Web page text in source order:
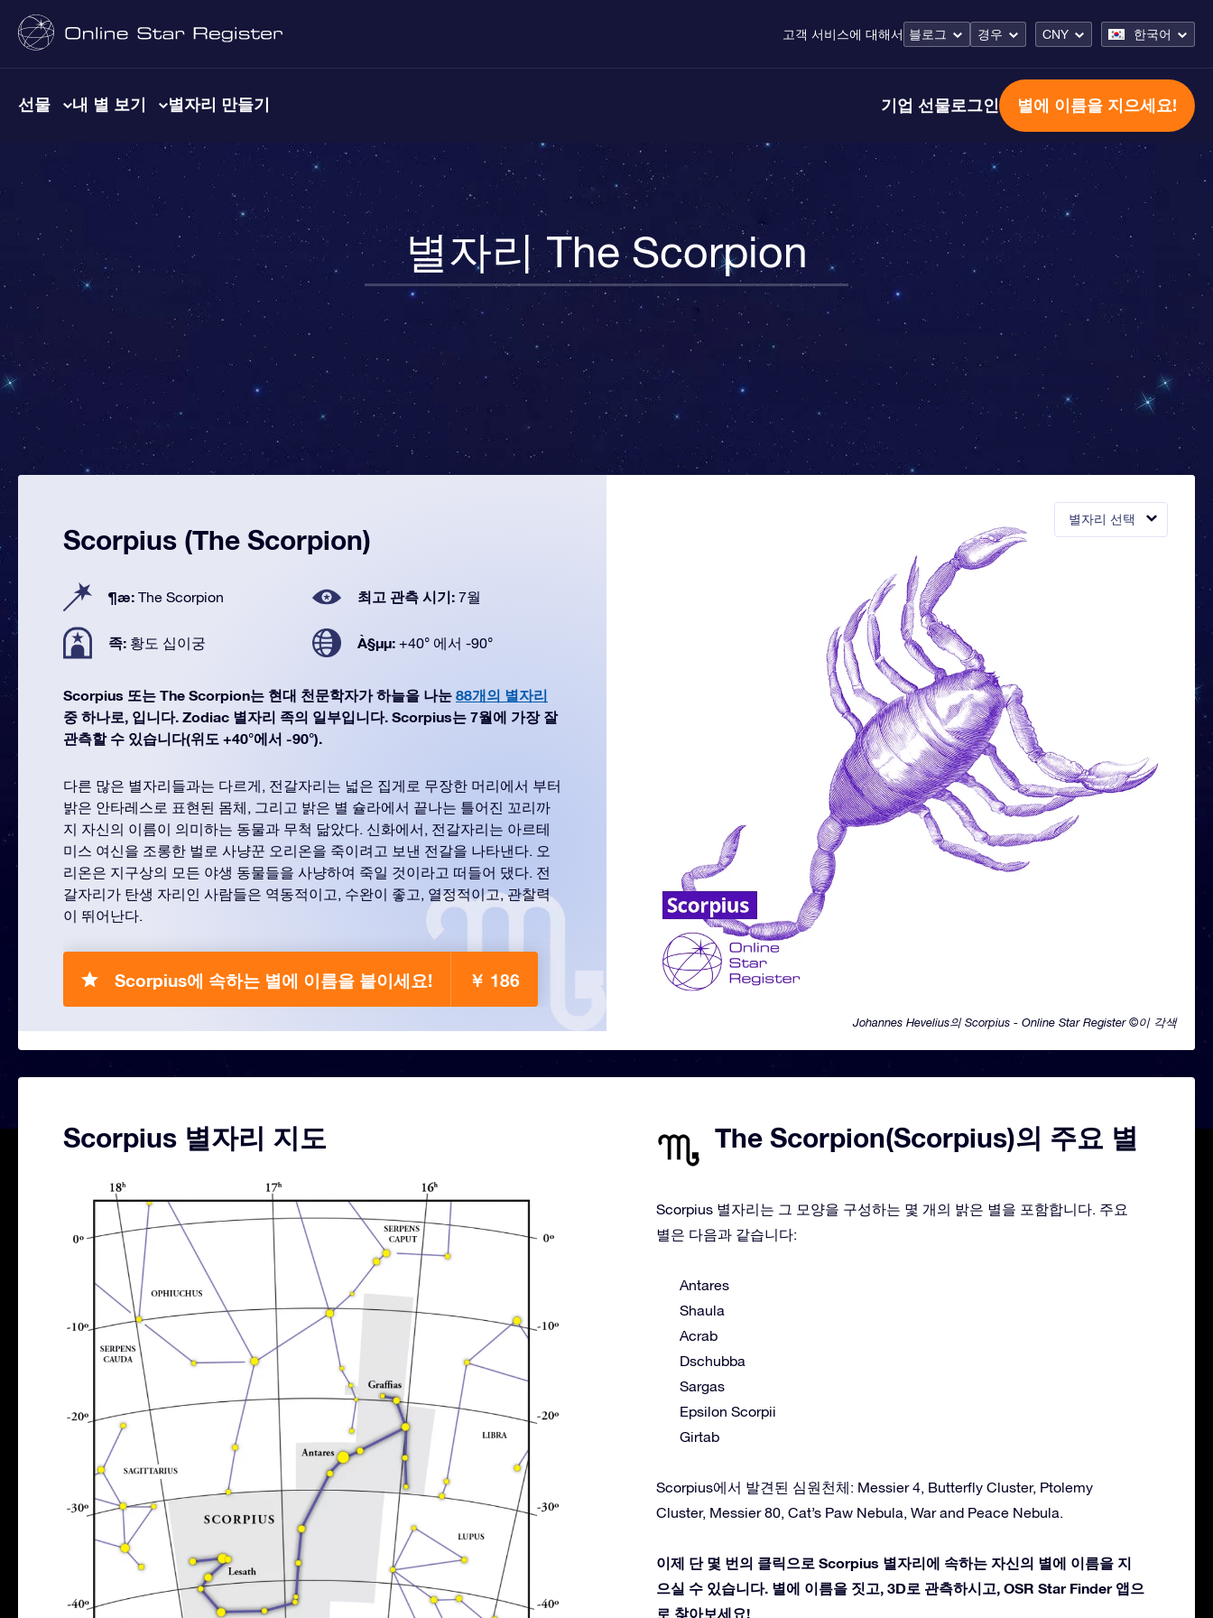
고객 서비스에 대해서 블로그 경우 CNY 한국어
선물 내 별 보기 별자리 만들기 기업 선물로그인 별에 이름을 지으세요!
별자리 The Scorpion
별자리 선택
Johannes Hevelius의 Scorpius - Online Star Register ©이 각색
Scorpius (The Scorpion)
¶æ: The Scorpion 최고 관측 시기: 7월
족: 황도 십이궁 À§µµ: +40° 에서 -90°
Scorpius 또는 The Scorpion는 현대 천문학자가 하늘을 나눈 88개의 별자리
중 하나로, 입니다. Zodiac 별자리 족의 일부입니다. Scorpius는 7월에 가장 잘
관측할 수 있습니다(위도 +40°에서 -90°).
다른 많은 별자리들과는 다르게, 전갈자리는 넓은 집게로 무장한 머리에서 부터
밝은 안타레스로 표현된 몸체, 그리고 밝은 별 슐라에서 끝나는 틀어진 꼬리까
지 자신의 이름이 의미하는 동물과 무척 닮았다. 신화에서, 전갈자리는 아르테
미스 여신을 조롱한 벌로 사냥꾼 오리온을 죽이려고 보낸 전갈을 나타낸다. 오
리온은 지구상의 모든 야생 동물들을 사냥하여 죽일 것이라고 떠들어 댔다. 전
갈자리가 탄생 자리인 사람들은 역동적이고, 수완이 좋고, 열정적이고, 관찰력
이 뛰어난다.
Scorpius에 속하는 별에 이름을 붙이세요! ￥ 186
Scorpius 별자리 지도 The Scorpion(Scorpius)의 주요 별
Scorpius 별자리는 그 모양을 구성하는 몇 개의 밝은 별을 포함합니다. 주요
별은 다음과 같습니다:
Antares
Shaula
Acrab
Dschubba
Sargas
Epsilon Scorpii
Girtab
Scorpius에서 발견된 심원천체: Messier 4, Butterfly Cluster, Ptolemy
Cluster, Messier 80, Cat’s Paw Nebula, War and Peace Nebula.
이제 단 몇 번의 클릭으로 Scorpius 별자리에 속하는 자신의 별에 이름을 지
으실 수 있습니다. 별에 이름을 짓고, 3D로 관측하시고, OSR Star Finder 앱으
로 찾아보세요!